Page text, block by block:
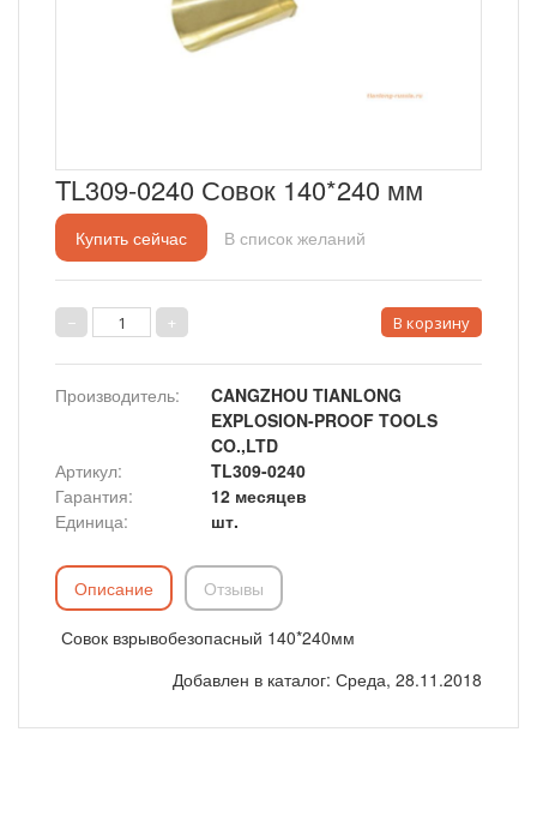
TL309-0240 Совок 140*240 мм
Купить сейчас В список желаний
Производитель:
CANGZHOU TIANLONG
EXPLOSION-PROOF TOOLS
CO.,LTD
Артикул:
TL309-0240
Гарантия:
12 месяцев
Единица: шт.
Описание Отзывы
Совок взрывобезопасный 140*240мм
Добавлен в каталог: Среда, 28.11.2018